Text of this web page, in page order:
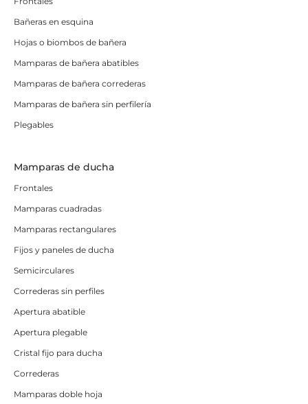
Bañeras en esquina
Hojas o biombos de bañera
Mamparas de bañera abatibles
Mamparas de bañera correderas
Mamparas de bañera sin perfilería
Plegables
Mamparas de ducha
Frontales
Mamparas cuadradas
Mamparas rectangulares
Fijos y paneles de ducha
Semicirculares
Correderas sin perfiles
Apertura abatible
Apertura plegable
Cristal fijo para ducha
Correderas
Mamparas doble hoja